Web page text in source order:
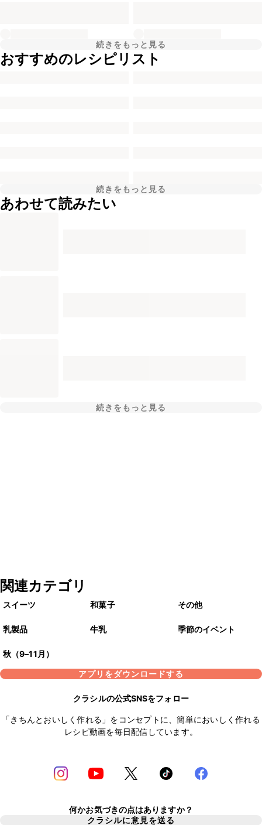
続きをもっと見る
おすすめのレシピリスト
続きをもっと見る
あわせて読みたい
続きをもっと見る
関連カテゴリ
スイーツ 和菓子 その他
乳製品 牛乳 季節のイベント
秋（9–11月）
アプリをダウンロードする
クラシルの公式SNSをフォロー
「きちんとおいしく作れる」をコンセプトに、簡単においしく作れる
レシピ動画を毎日配信しています。
何かお気づきの点はありますか？
クラシルに意見を送る